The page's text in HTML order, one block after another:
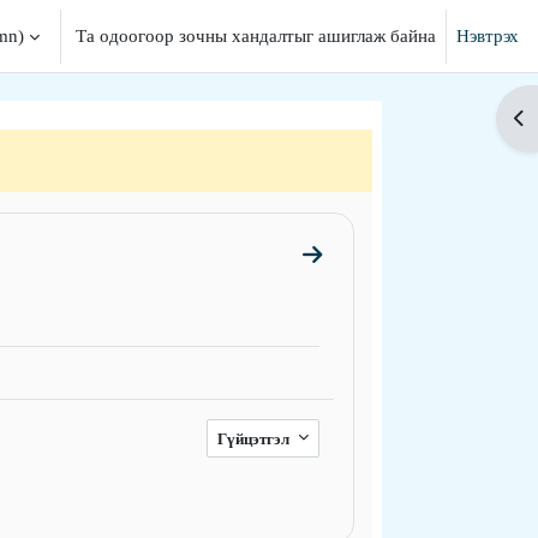
Та одоогоор зочны хандалтыг ашиглаж байна Нэвтрэх
Go to section Ерөнхий
Гүйцэтгэл